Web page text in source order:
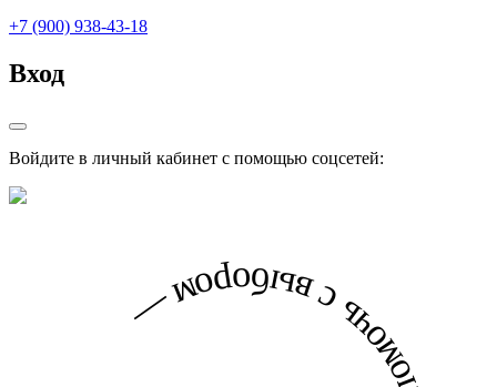
+7 (900) 938-43-18
Вход
Войдите в личный кабинет с помощью соцсетей: